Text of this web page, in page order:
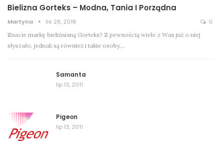
Bielizna Gorteks – Modna, Tania I Porządna
Martyna lis 26, 2018 0
Znacie markę bieliźnianą Gorteks? Z pewnością wiele z Was już o niej
słyszało, jednak są również i takie osoby,…
Samanta
lip 13, 2011
Pigeon
lip 13, 2011